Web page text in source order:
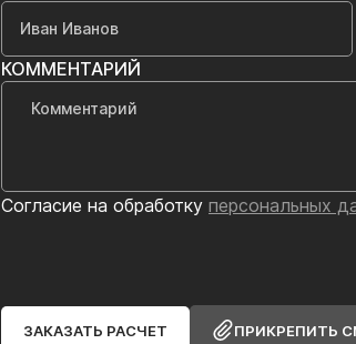
КОММЕНТАРИЙ
Согласие на обработку персональных
ЗАКАЗАТЬ РАСЧЕТ ПРИКРЕПИТЬ